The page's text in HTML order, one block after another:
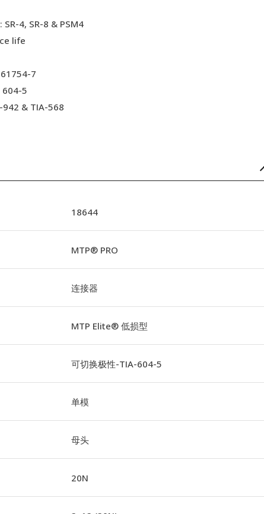
4, SR-8 & PSM4
life
7
604-5
& TIA-568
18644
MTP® PRO
连接器
MTP Elite® 低损型
可切换极性-TIA-604-5
单模
母头
20N